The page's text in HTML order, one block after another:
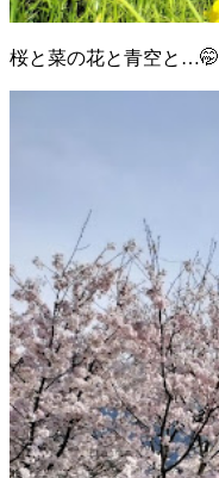
桜と菜の花と青空と…🤭